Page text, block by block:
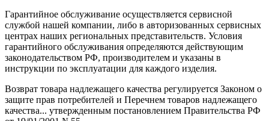
Гарантийное обслуживание осуществляется сервисной
службой нашей компании, либо в авторизованных сервисных
центрах наших региональных представительств. Условия
гарантийного обслуживания определяются действующим
законодательством РФ, производителем и указаны в
инструкции по эксплуатации для каждого изделия.
Возврат товара надлежащего качества регулируется Законом о
защите прав потребителей и Перечнем товаров надлежащего
качества... утвержденным постановлением Правительства РФ